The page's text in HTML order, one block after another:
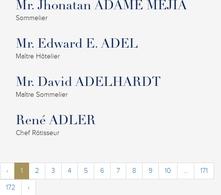
Mr. Jhonatan ADAME MEJIA
Sommelier
Mr. Edward E. ADEL
Maître Hôtelier
Mr. David ADELHARDT
Maître Sommelier
René ADLER
Chef Rôtisseur
‹ 1 2 3 4 5 6 7 8 9 10 ...
171
172
›